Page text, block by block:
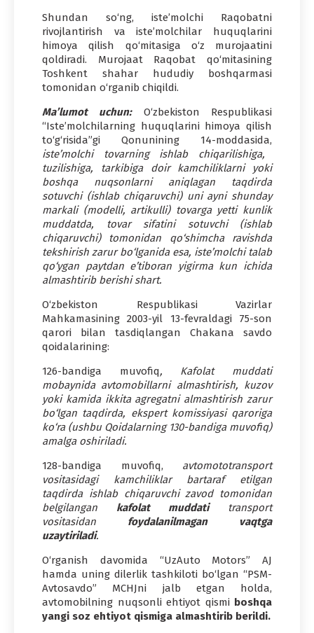
Shundan so‘ng, iste’molchi Raqobatni
rivojlantirish va iste’molchilar huquqlarini
himoya qilish qo‘mitasiga o‘z murojaatini
qoldiradi. Murojaat Raqobat qo‘mitasining
Toshkent shahar hududiy boshqarmasi
tomonidan o‘rganib chiqildi.
Ma’lumot uchun:
O‘zbekiston Respublikasi
“Iste’molchilarning huquqlarini himoya qilish
to‘g‘risida”gi Qonunining 14-moddasida,
iste’molchi tovarning ishlab chiqarilishiga,
tuzilishiga, tarkibiga doir kamchiliklarni yoki
boshqa nuqsonlarni aniqlagan taqdirda
sotuvchi (ishlab chiqaruvchi) uni ayni shunday
markali (modelli, artikulli) tovarga yetti kunlik
muddatda, tovar sifatini sotuvchi (ishlab
chiqaruvchi) tomonidan qo‘shimcha ravishda
tekshirish zarur bo‘lganida esa, iste’molchi talab
qo‘ygan paytdan e’tiboran yigirma kun ichida
almashtirib berishi shart.
O‘zbekiston Respublikasi Vazirlar
Mahkamasining 2003-yil 13-fevraldagi 75-son
qarori bilan tasdiqlangan Chakana savdo
qoidalarining:
126-bandiga muvofiq, Kafolat muddati
mobaynida avtomobillarni almashtirish, kuzov
yoki kamida ikkita agregatni almashtirish zarur
bo‘lgan taqdirda, ekspert komissiyasi qaroriga
ko‘ra (ushbu Qoidalarning 130-bandiga muvofiq)
amalga oshiriladi.
128-bandiga muvofiq, avtomototransport
vositasidagi kamchiliklar bartaraf etilgan
taqdirda ishlab chiqaruvchi zavod tomonidan
belgilangan kafolat muddatitransport
vositasidan foydalanilmagan vaqtga
uzaytiriladi.
O‘rganish davomida “UzAuto Motors” AJ
hamda uning dilerlik tashkiloti bo‘lgan “PSM-
Avtosavdo” MCHJni jalb etgan holda,
avtomobilning nuqsonli ehtiyot qismi boshqa
yangi soz ehtiyot qismiga almashtirib berildi.